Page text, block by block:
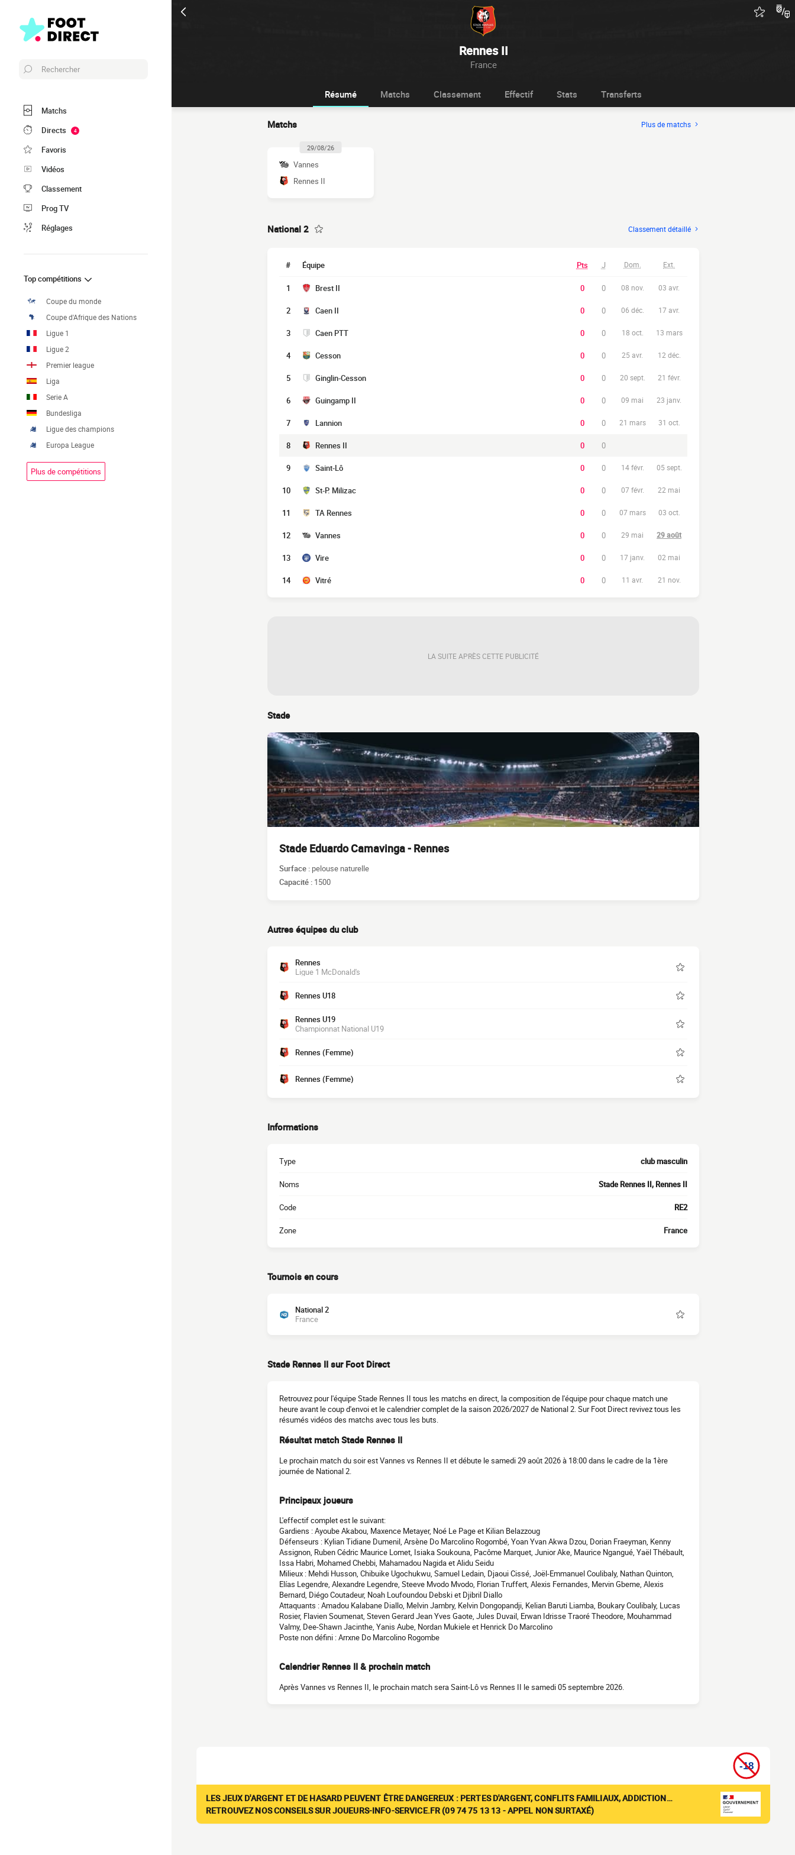
Rennes II
France
Rechercher
Matchs
Directs
4
Favoris
Vidéos
Classement
Prog TV
Réglages
Top compétitions
Coupe du monde
Coupe d'Afrique des Nations
Ligue 1
Ligue 2
Premier league
Liga
Serie A
Bundesliga
Ligue des champions
Europa League
Plus de compétitions
Résumé Matchs Classement Effectif Stats Transferts
Matchs Plus de matchs
29/08/26
Vannes
Rennes II
National 2 Classement détaillé
# Équipe Pts J Dom. Ext.
1 Brest II 0 0 08 nov. 03 avr.
2 Caen II 0 0 06 déc. 17 avr.
3 Caen PTT 0 0 18 oct. 13 mars
4 Cesson 0 0 25 avr. 12 déc.
5 Ginglin-Cesson 0 0 20 sept. 21 févr.
6 Guingamp II 0 0 09 mai 23 janv.
7 Lannion 0 0 21 mars 31 oct.
8 Rennes II 0 0
9 Saint-Lô 0 0 14 févr. 05 sept.
10 St-P. Milizac 0 0 07 févr. 22 mai
11 TA Rennes 0 0 07 mars 03 oct.
12 Vannes 0 0 29 mai 29 août
13 Vire 0 0 17 janv. 02 mai
14 Vitré 0 0 11 avr. 21 nov.
LA SUITE APRÈS CETTE PUBLICITÉ
Stade
Stade Eduardo Camavinga - Rennes
Surface : pelouse naturelle
Capacité : 1500
Autres équipes du club
Rennes
Ligue 1 McDonald's
Rennes U18
Rennes U19
Championnat National U19
Rennes (Femme)
Rennes (Femme)
Informations
Type club masculin
Noms Stade Rennes II, Rennes II
Code RE2
Zone France
Tournois en cours
National 2
France
Stade Rennes II sur Foot Direct
Retrouvez pour l'équipe Stade Rennes II tous les matchs en direct, la composition de l'équipe pour chaque match une
heure avant le coup d'envoi et le calendrier complet de la saison 2026/2027 de National 2. Sur Foot Direct revivez tous les
résumés vidéos des matchs avec tous les buts.
Résultat match Stade Rennes II
Le prochain match du soir est Vannes vs Rennes II et débute le samedi 29 août 2026 à 18:00 dans le cadre de la 1ère
journée de National 2.
Principaux joueurs
L'effectif complet est le suivant:
Gardiens : Ayoube Akabou, Maxence Metayer, Noé Le Page et Kilian Belazzoug
Défenseurs : Kylian Tidiane Dumenil, Arsène Do Marcolino Rogombé, Yoan Yvan Akwa Dzou, Dorian Fraeyman, Kenny
Assignon, Ruben Cédric Maurice Lomet, Isiaka Soukouna, Pacôme Marquet, Junior Ake, Maurice Ngangué, Yaël Thébault,
Issa Habri, Mohamed Chebbi, Mahamadou Nagida et Alidu Seidu
Milieux : Mehdi Husson, Chibuike Ugochukwu, Samuel Ledain, Djaoui Cissé, Joël-Emmanuel Coulibaly, Nathan Quinton,
Elías Legendre, Alexandre Legendre, Steeve Mvodo Mvodo, Florian Truffert, Alexis Fernandes, Mervin Gbeme, Alexis
Bernard, Diégo Coutadeur, Noah Loufoundou Debski et Djibril Diallo
Attaquants : Amadou Kalabane Diallo, Melvin Jambry, Kelvin Dongopandji, Kelian Baruti Liamba, Boukary Coulibaly, Lucas
Rosier, Flavien Soumenat, Steven Gerard Jean Yves Gaote, Jules Duvail, Erwan Idrisse Traoré Theodore, Mouhammad
Valmy, Dee-Shawn Jacinthe, Yanis Aube, Nordan Mukiele et Henrick Do Marcolino
Poste non défini : Arrxne Do Marcolino Rogombe
Calendrier Rennes II & prochain match
Après Vannes vs Rennes II, le prochain match sera Saint-Lô vs Rennes II le samedi 05 septembre 2026.
LES JEUX D'ARGENT ET DE HASARD PEUVENT ÊTRE DANGEREUX : PERTES D'ARGENT, CONFLITS FAMILIAUX, ADDICTION…
RETROUVEZ NOS CONSEILS SUR JOUEURS-INFO-SERVICE.FR (09 74 75 13 13 - APPEL NON SURTAXÉ)